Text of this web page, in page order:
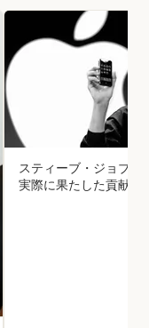
スティーブ・ジョブズ
実際に果たした貢献は